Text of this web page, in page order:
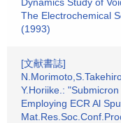
The Electrochemical
(1993)
[文献書誌]
Y.Horiike.:
Employing ECR Al